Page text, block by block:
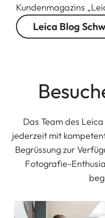
Kundenmagazins
Leica Blog
Das Team des
jederzeit mit
Begrüssung zur
Fotografie-